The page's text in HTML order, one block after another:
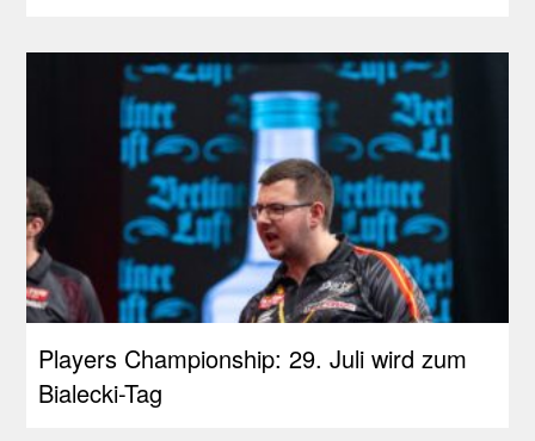
Players Championship: 29. Juli wird zum
Bialecki-Tag